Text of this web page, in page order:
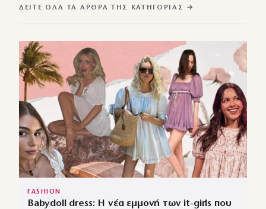
ΔΕΊΤΕ ΌΛΑ ΤΑ ΆΡΘΡΑ ΤΗΣ ΚΑΤΗΓΟΡΊΑΣ →
FASHION
Babydoll dress: Η νέα εμμονή των it-girls που